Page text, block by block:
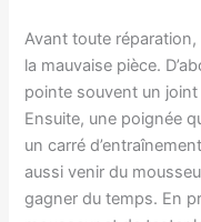
Avant toute
la mauvaise pièce.
pointe souvent un
Ensuite, une poignée
un carré
aussi venir du
gagner du temps. En